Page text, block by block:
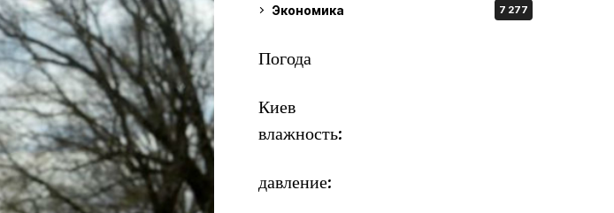
Экономика 7 277
Погода
Киев
влажность:
давление: